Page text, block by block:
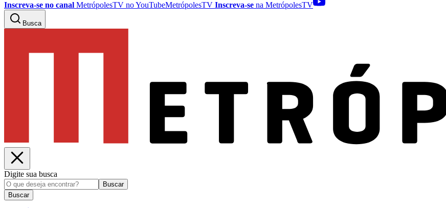
Inscreva-se no canal MetrópolesTV noYouTubeMetrópolesTV Inscreva-se na MetrópolesTV
Busca
Digite sua busca
Buscar
Buscar